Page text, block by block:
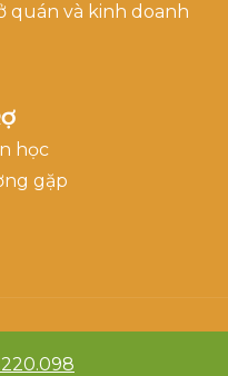
quán và kinh doanh
học
gặp